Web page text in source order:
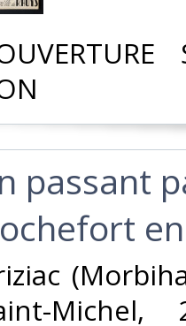
passant
Michel,